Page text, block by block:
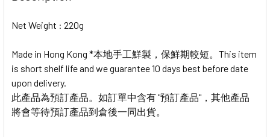
Net Weight : 220g
Made in Hong Kong *本地手工鮮製，保鮮期較短。This item
is short shelf life and we guarantee 10 days best before date
upon delivery.
此產品為預訂產品。如訂單中含有 "預訂產品"，其他產品
將會等待預訂產品到倉後一同出貨。